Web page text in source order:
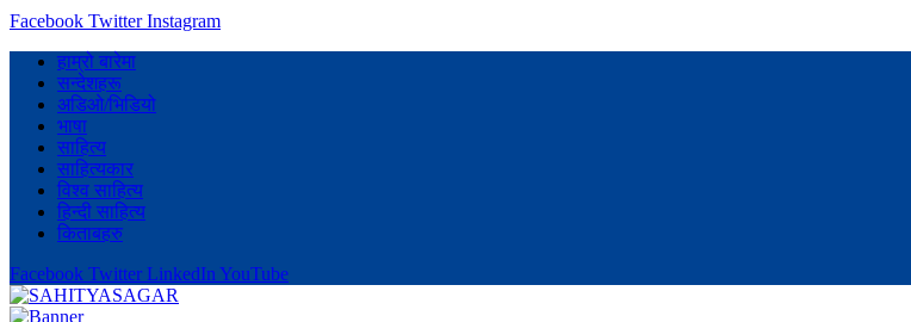
Facebook Twitter Instagram
हाम्रो बारेमा
सन्देशहरू
अडिओ/भिडियो
भाषा
साहित्य
साहित्यकार
विश्व साहित्य
हिन्दी साहित्य
किताबहरु
Facebook Twitter LinkedIn YouTube